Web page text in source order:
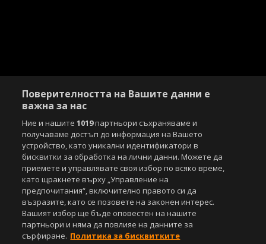
Поверителността на Вашите данни е
важна за нас
Ние и нашите1019партньори съхраняваме и
получаваме достъп до информация на Вашето
устройство, като уникални идентификатори в
бисквитки за обработка на лични данни. Можете да
приемете и управлявате своя избор по всяко време,
като щракнете върху „Управление на
предпочитания“, включително правото си да
възразите, като се позовете на законен интерес.
Вашият избор ще бъде оповестен на нашите
партньори и няма да повлияе на данните за
сърфиране. Политика за бисквитките